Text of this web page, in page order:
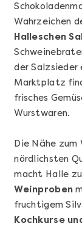
Sushi
Wahrzeichen
Halleschen
der Salzsieder
Marktplatz
frisches
Wurstwaren.
Die Nähe zum
nördlichsten
macht Halle
Weinproben
fruchtigem
Kochkurse